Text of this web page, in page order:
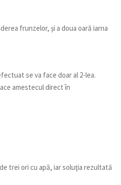
frunzelor, și a doua oară iarna
se va face doar al 2-lea.
amestecul direct în
trei ori cu apă, iar soluţia rezultată